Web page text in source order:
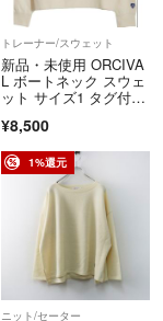
トレーナー/スウェット
新品・未使用 ORCIVA
L ボートネック スウェ
ット サイズ1 タグ付
¥8,500
1%還元
ニット/セーター